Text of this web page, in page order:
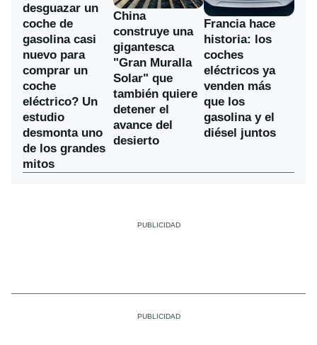
desguazar un
coche de
gasolina casi
nuevo para
comprar un
coche
eléctrico? Un
estudio
desmonta uno
de los grandes
mitos
China
construye una
gigantesca
"Gran Muralla
Solar" que
también quiere
detener el
avance del
desierto
Francia hace
historia: los
coches
eléctricos ya
venden más
que los
gasolina y el
diésel juntos